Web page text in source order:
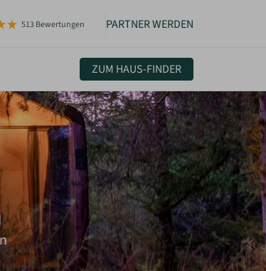
513 Bewertungen PARTNER WERDEN
ZUM HAUS-FINDER